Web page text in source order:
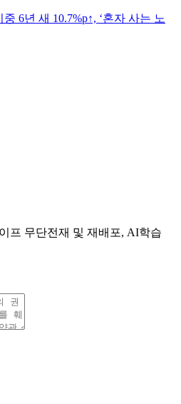
6년 새 10.7%p↑, ‘혼자 사는 노
프 무단전재 및 재배포, AI학습